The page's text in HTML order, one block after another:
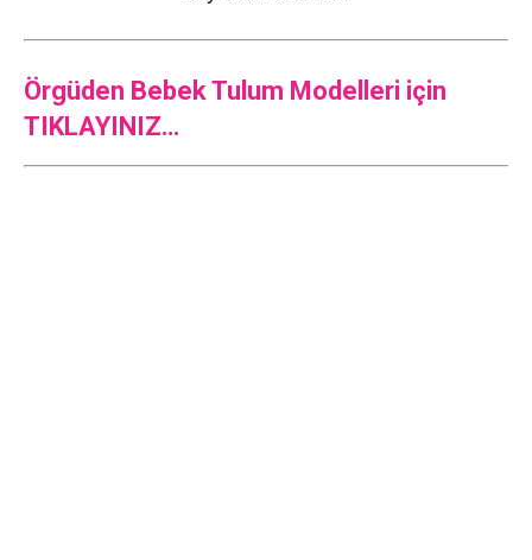
Örgüden Bebek Tulum Modelleri için
TIKLAYINIZ…